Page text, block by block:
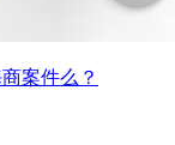
案件么？